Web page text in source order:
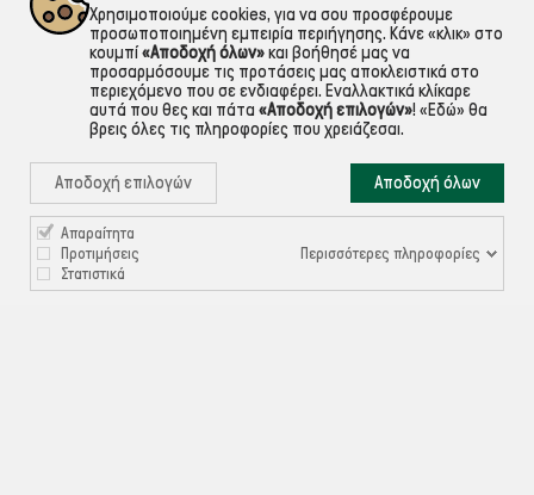
ΠΛΗΡΟΦΟΡΙΕΣ
ΧΡΉΣΙΜΑ 
Χρησιμοποιούμε cookies, για να σου προσφέρουμε
προσωποποιημένη εμπειρία περιήγησης. Κάνε «κλικ» στο
κουμπί«Αποδοχή όλων»και βοήθησέ μας να
προσαρμόσουμε τις προτάσεις μας αποκλειστικά στο
περιεχόμενο που σε ενδιαφέρει. Εναλλακτικά κλίκαρε
αυτά που θες και πάτα «Αποδοχή επιλογών»! «Εδώ» θα
βρεις όλες τις πληροφορίες που χρειάζεσαι.
Αποδοχή επιλογών Αποδοχή όλων
Απαραίτητα
Προτιμήσεις
Στατιστικά
Περισσότερες πληροφορίες